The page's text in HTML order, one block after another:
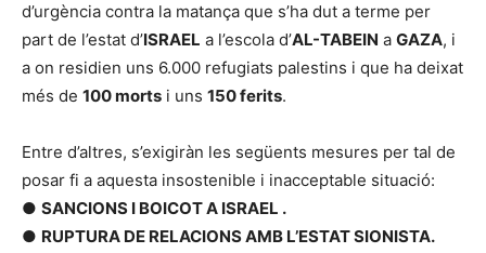
d’urgència contra la matança que s’ha dut a terme per
part de l’estat d’ISRAEL a l’escola d’AL-TABEIN a GAZA, i
a on residien uns 6.000 refugiats palestins i que ha deixat
més de 100 morts i uns 150 ferits.
Entre d’altres, s’exigiràn les següents mesures per tal de
posar fi a aquesta insostenible i inacceptable situació:
● SANCIONS I BOICOT A ISRAEL .
● RUPTURA DE RELACIONS AMB L’ESTAT SIONISTA.